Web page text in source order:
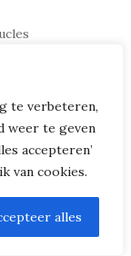
te verbeteren,
weer te geven
accepteren’
van cookies.
alles